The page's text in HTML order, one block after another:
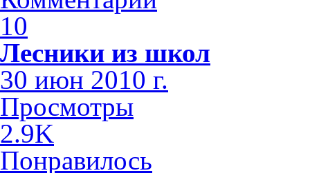
10
Лесники из школ
30 июн 2010 г.
Просмотры
2.9K
Понравилось